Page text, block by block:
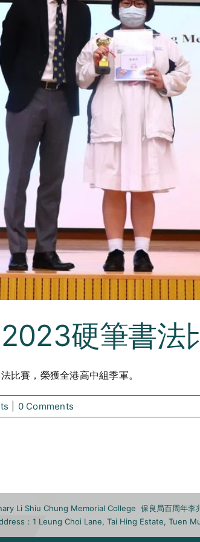
硬筆書法
比賽，榮獲全港高中組季軍。
0 Comments
Li Shiu Chung Memorial College 保良局百周年李
：1 Leung Choi Lane, Tai Hing Estate, Tuen